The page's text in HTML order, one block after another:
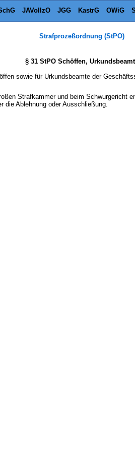
JAVollzO JGG KastrG OWiG
Strafprozeßordnung (StPO)
§ 31 StPO Schöffen,
sowie für Urkundsbeamte der
Strafkammer und beim Schwurgericht
die Ablehnung oder Ausschließung.